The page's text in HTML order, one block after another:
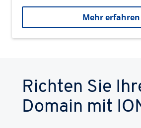
Mehr erfahren
Richten Sie
Domain mit